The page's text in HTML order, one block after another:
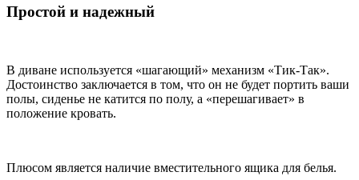
Простой и надежный
В диване используется «шагающий» механизм «Тик-Так».
Достоинство заключается в том, что он не будет портить ваши
полы, сиденье не катится по полу, а «перешагивает» в
положение кровать.
Плюсом является наличие вместительного ящика для белья.